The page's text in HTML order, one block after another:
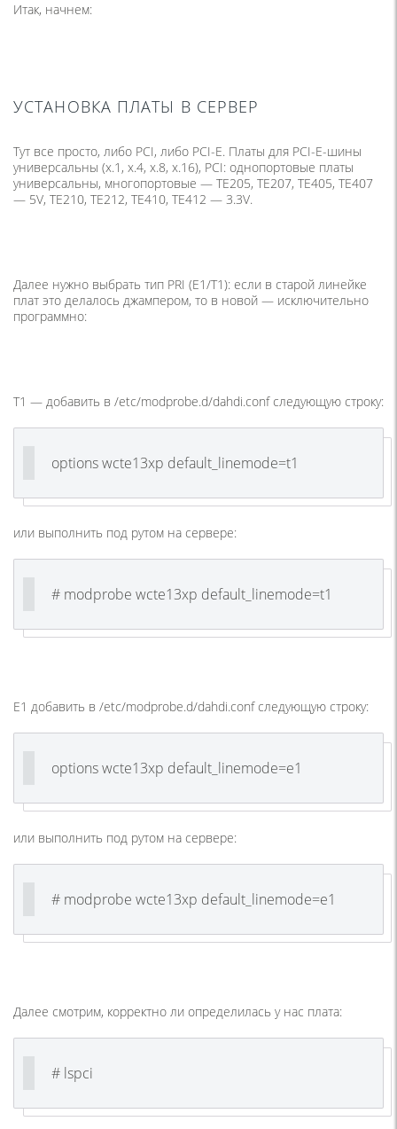
Итак, начнем:
УСТАНОВКА ПЛАТЫ В СЕРВЕР
Тут все просто, либо PCI, либо PCI-E. Платы для PCI-E-шины
универсальны (х.1, х.4, х.8, х.16), PCI: однопортовые платы
универсальны, многопортовые — TE205, TE207, TE405, TE407
— 5V, TE210, TE212, TE410, TE412 — 3.3V.
Далее нужно выбрать тип PRI (E1/T1): если в старой линейке
плат это делалось джампером, то в новой — исключительно
программно:
T1 — добавить в /etc/modprobe.d/dahdi.conf следующую строку:
options wcte13xp default_linemode=t1
или выполнить под рутом на сервере:
# modprobe wcte13xp default_linemode=t1
E1 добавить в /etc/modprobe.d/dahdi.conf следующую строку:
options wcte13xp default_linemode=e1
или выполнить под рутом на сервере:
# modprobe wcte13xp default_linemode=e1
Далее смотрим, корректно ли определилась у нас плата:
# lspci